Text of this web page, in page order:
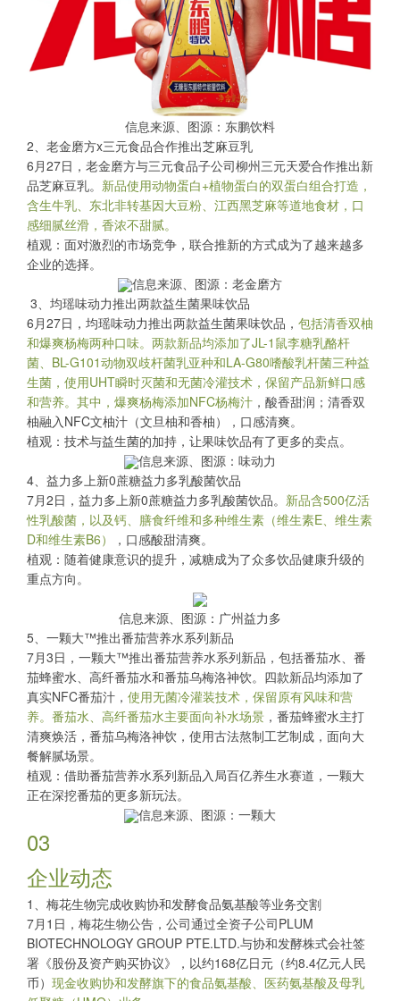
信息来源、图源：东鹏饮料
2、老金磨方x三元食品合作推出芝麻豆乳
6月27日，老金磨方与三元食品子公司柳州三元天爱合作推出新
品芝麻豆乳。 新品使用动物蛋白+植物蛋白的双蛋白组合打造，
含生牛乳、东北非转基因大豆粉、江西黑芝麻等道地食材，口
感细腻丝滑，香浓不甜腻。
植观：面对激烈的市场竞争，联合推新的方式成为了越来越多
企业的选择。
信息来源、图源：老金磨方
3、均瑶味动力推出两款益生菌果味饮品
6月27日，均瑶味动力推出两款益生菌果味饮品， 包括清香双柚
和爆爽杨梅两种口味。两款新品均添加了JL-1鼠李糖乳酪杆
菌、BL-G101动物双歧杆菌乳亚种和LA-G80嗜酸乳杆菌三种益
生菌，使用UHT瞬时灭菌和无菌冷灌技术，保留产品新鲜口感
和营养。其中，爆爽杨梅添加NFC杨梅汁 ，酸香甜润；清香双
柚融入NFC文柚汁（文旦柚和香柚），口感清爽。
植观：技术与益生菌的加持，让果味饮品有了更多的卖点。
信息来源、图源：味动力
4、益力多上新0蔗糖益力多乳酸菌饮品
7月2日，益力多上新0蔗糖益力多乳酸菌饮品。 新品含500亿活
性乳酸菌，以及钙、膳食纤维和多种维生素（维生素E、维生素
D和维生素B6）
，口感酸甜清爽。
植观：随着健康意识的提升，减糖成为了众多饮品健康升级的
重点方向。
信息来源、图源：广州益力多
5、一颗大™推出番茄营养水系列新品
7月3日，一颗大™推出番茄营养水系列新品，包括番茄水、番
茄蜂蜜水、高纤番茄水和番茄乌梅洛神饮。四款新品均添加了
真实NFC番茄汁， 使用无菌冷灌装技术，保留原有风味和营
养。番茄水、高纤番茄水主要面向补水场景 ，番茄蜂蜜水主打
清爽焕活，番茄乌梅洛神饮，使用古法熬制工艺制成，面向大
餐解腻场景。
植观：借助番茄营养水系列新品入局百亿养生水赛道，一颗大
正在深挖番茄的更多新玩法。
信息来源、图源：一颗大
03
企业动态
1、梅花生物完成收购协和发酵食品氨基酸等业务交割
7月1日，梅花生物公告，公司通过全资子公司PLUM
BIOTECHNOLOGY GROUP PTE.LTD.与协和发酵株式会社签
署《股份及资产购买协议》，以约168亿日元（约8.4亿元人民
币） 现金收购协和发酵旗下的食品氨基酸、医药氨基酸及母乳